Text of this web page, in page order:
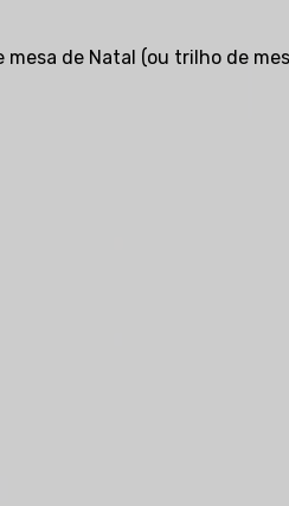
mesa de Natal (ou trilho de